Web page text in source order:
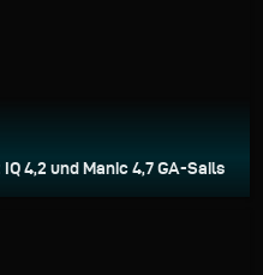
4,2 und Manic 4,7 GA-Sails